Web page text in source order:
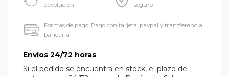
devolución
seguro
Formas de pago: Pago con tarjeta, paypal y transferencia
bancaria
Envíos 24/72 horas
Si el pedido se encuentra en stock, el plazo de